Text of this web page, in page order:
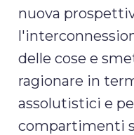
nuova
delle cose e
ragionare in
assolutistici e
compartimenti